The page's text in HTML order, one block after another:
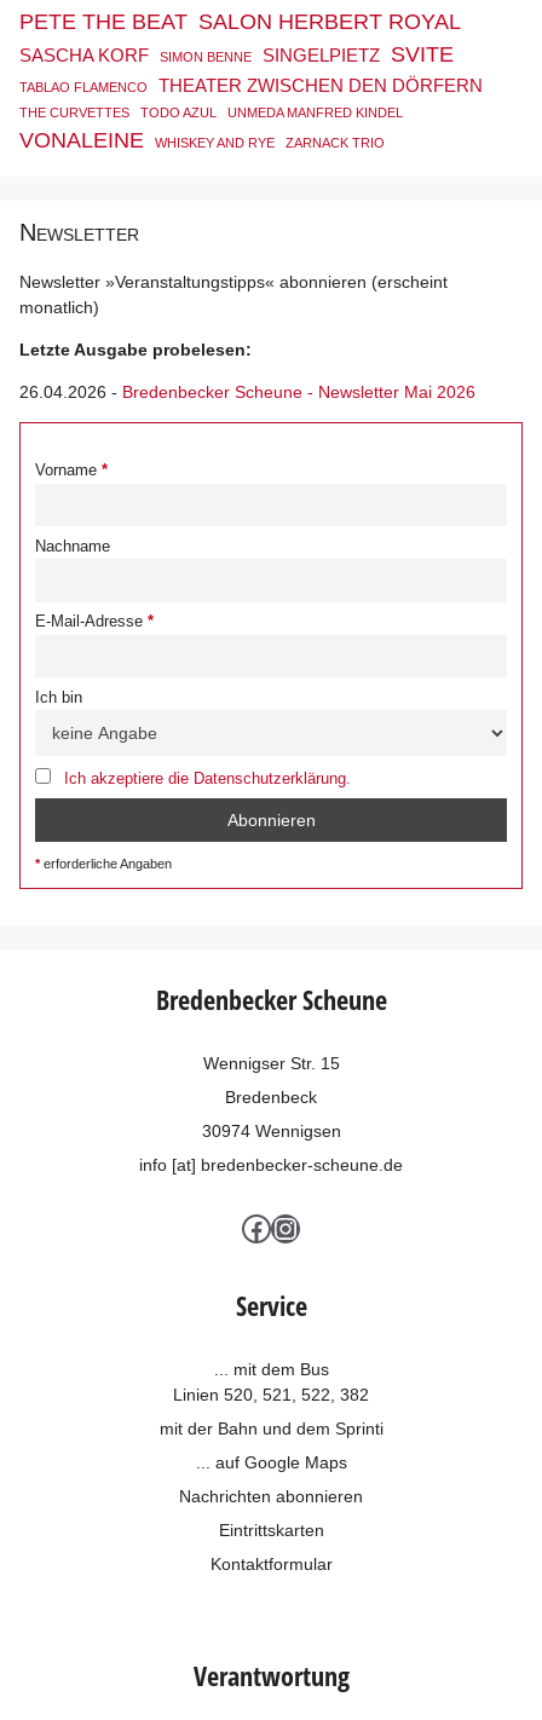
PETE THE BEAT SALON HERBERT ROYAL
SASCHA KORF SIMON BENNE SINGELPIETZ SVITE
TABLAO FLAMENCO THEATER ZWISCHEN DEN DÖRFERN
THE CURVETTES TODO AZUL UNMEDA MANFRED KINDEL
VONALEINE WHISKEY AND RYE ZARNACK TRIO
Newsletter
Newsletter »Veranstaltungstipps« abonnieren (erscheint
monatlich)
Letzte Ausgabe probelesen:
26.04.2026 - Bredenbecker Scheune - Newsletter Mai 2026
Vorname
Nachname
E-Mail-Adresse
Ich bin
Ich akzeptiere die Datenschutzerklärung.
erforderliche Angaben
Bredenbecker Scheune
Wennigser Str. 15
Bredenbeck
30974 Wennigsen
info [at] bredenbecker-scheune.de
Facebook
Instagram
Service
... mit dem Bus
Linien 520, 521, 522, 382
mit der Bahn und dem Sprinti
... auf Google Maps
Nachrichten abonnieren
Eintrittskarten
Kontaktformular
Verantwortung